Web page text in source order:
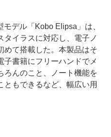
デル「Kobo Elipsa」は、
タイラスに対応し、電子ノ
めて搭載した。本製品はそ
子書籍にフリーハンドでメ
ろんのこと、ノート機能を
ともできるなど、幅広い用